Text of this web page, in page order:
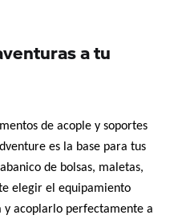
a tu
de acople y soportes
es la base para tus
de bolsas, maletas,
elegir el equipamiento
y acoplarlo perfectamente a